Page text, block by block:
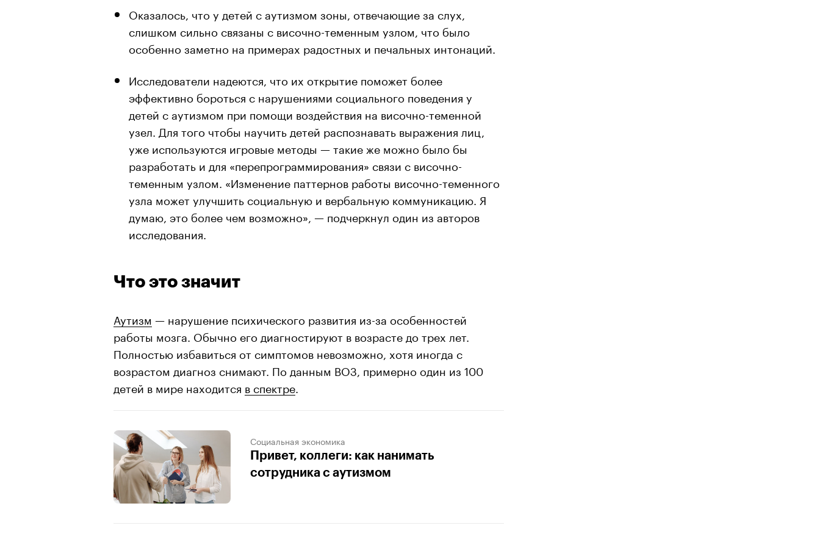
Оказалось, что у детей с аутизмом зоны, отвечающие за слух,
слишком сильно связаны с височно-теменным узлом, что было
особенно заметно на примерах радостных и печальных интонаций.
Исследователи надеются, что их открытие поможет более
эффективно бороться с нарушениями социального поведения у
детей с аутизмом при помощи воздействия на височно-теменной
узел. Для того чтобы научить детей распознавать выражения лиц,
уже используются игровые методы — такие же можно было бы
разработать и для «перепрограммирования» связи с височно-
теменным узлом. «Изменение паттернов работы височно-теменного
узла может улучшить социальную и вербальную коммуникацию. Я
думаю, это более чем возможно», — подчеркнул один из авторов
исследования.
Что это значит
Аутизм — нарушение психического развития из-за особенностей
работы мозга. Обычно его диагностируют в возрасте до трех лет.
Полностью избавиться от симптомов невозможно, хотя иногда с
возрастом диагноз снимают. По данным ВОЗ, примерно один из 100
детей в мире находится в спектре
Социальная экономика
Привет, коллеги: как нанимать
сотрудника с аутизмом